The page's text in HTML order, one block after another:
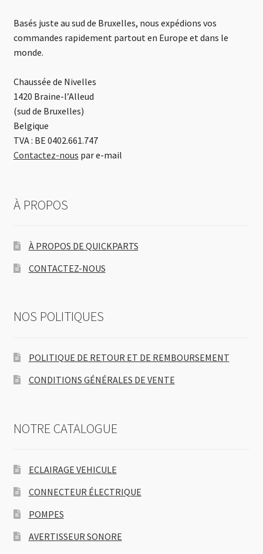
Basés juste au sud de Bruxelles, nous expédions vos
commandes rapidement partout en Europe et dans le
monde.
Chaussée de Nivelles
1420 Braine-l’Alleud
(sud de Bruxelles)
Belgique
TVA : BE 0402.661.747
Contactez-nous par e-mail
À PROPOS
À PROPOS DE QUICKPARTS
CONTACTEZ-NOUS
NOS POLITIQUES
POLITIQUE DE RETOUR ET DE REMBOURSEMENT
CONDITIONS GÉNÉRALES DE VENTE
NOTRE CATALOGUE
ECLAIRAGE VEHICULE
CONNECTEUR ÉLECTRIQUE
POMPES
AVERTISSEUR SONORE